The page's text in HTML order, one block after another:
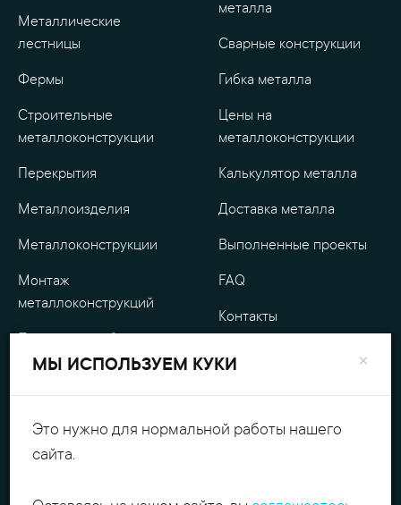
Металлические
лестницы
Фермы
Строительные
металлоконструкции
Перекрытия
Металлоизделия
Металлоконструкции
Монтаж
металлоконструкций
Уличные
металлоизделия
Обработка металла
металла
Сварные конструкции
Гибка металла
Цены на
металлоконструкции
Калькулятор металла
Доставка металла
Выполненные проекты
FAQ
Контакты
Оплата
×
МЫ ИСПОЛЬЗУЕМ КУКИ
Это нужно для нормальной работы нашего
сайта.